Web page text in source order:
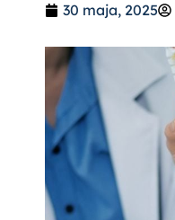
30 maja, 2025